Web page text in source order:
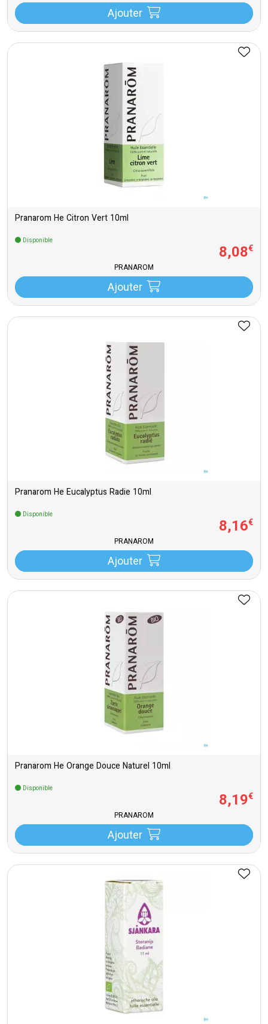
Ajouter
Pranarom He Citron Vert 10ml
Disponible
8,08€
PRANAROM
Ajouter
Pranarom He Eucalyptus Radie 10ml
Disponible
8,16€
PRANAROM
Ajouter
Pranarom He Orange Douce Naturel 10ml
Disponible
8,19€
PRANAROM
Ajouter